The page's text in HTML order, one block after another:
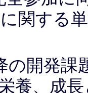
関する
の開発課
養、成